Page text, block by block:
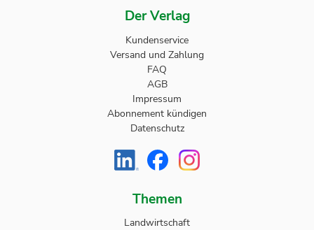
Der Verlag
Kundenservice
Versand und Zahlung
FAQ
AGB
Impressum
Abonnement kündigen
Datenschutz
Themen
Landwirtschaft